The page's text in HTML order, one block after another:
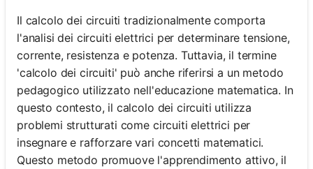
Il calcolo dei circuiti tradizionalmente comporta
l'analisi dei circuiti elettrici per determinare tensione,
corrente, resistenza e potenza. Tuttavia, il termine
'calcolo dei circuiti' può anche riferirsi a un metodo
pedagogico utilizzato nell'educazione matematica. In
questo contesto, il calcolo dei circuiti utilizza
problemi strutturati come circuiti elettrici per
insegnare e rafforzare vari concetti matematici.
Questo metodo promuove l'apprendimento attivo, il